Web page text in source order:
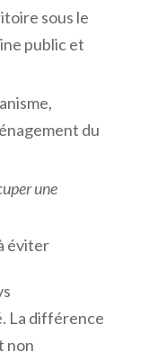
sous le
public et
du
une
éviter
La différence
non